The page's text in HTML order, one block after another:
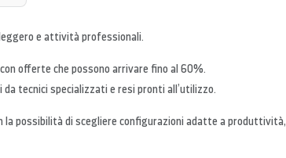
e attività professionali.
offerte che possono arrivare fino al 60%.
tecnici specializzati e resi pronti all’utilizzo.
la possibilità di scegliere configurazioni adatte a produttività,